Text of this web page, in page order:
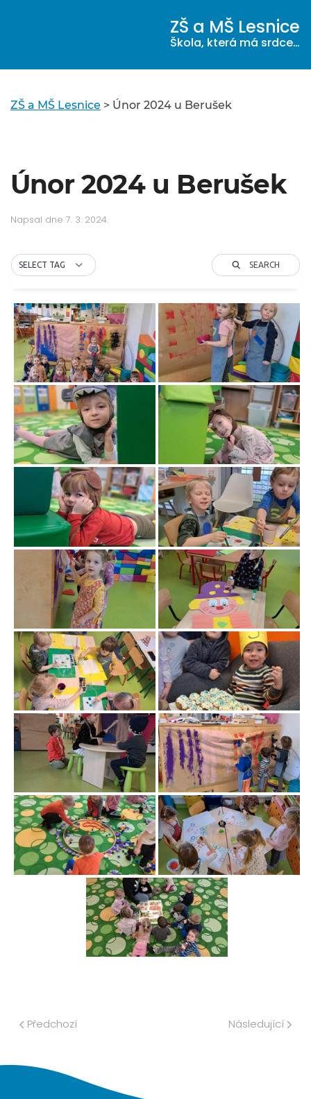
ZŠ a MŠ Lesnice
Škola, která má srdce…
ZŠ a MŠ Lesnice > Únor 2024 u Berušek
Únor 2024 u Berušek
Napsal dne 7. 3. 2024.
SELECT TAG SEARCH
Předchozí Následující